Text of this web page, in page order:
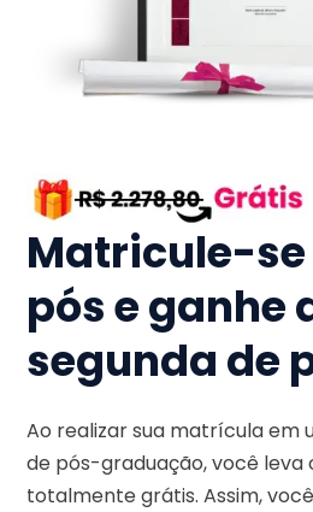
Matricule-
pós e ganhe
segunda de
Ao realizar sua matrícula em
de pós-graduação, você leva
totalmente grátis. Assim,